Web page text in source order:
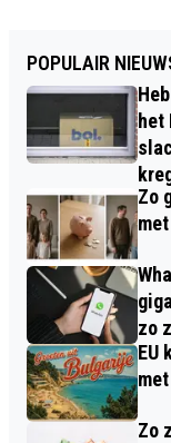
POPULAIR
het
Zo
zo
EU
Zo